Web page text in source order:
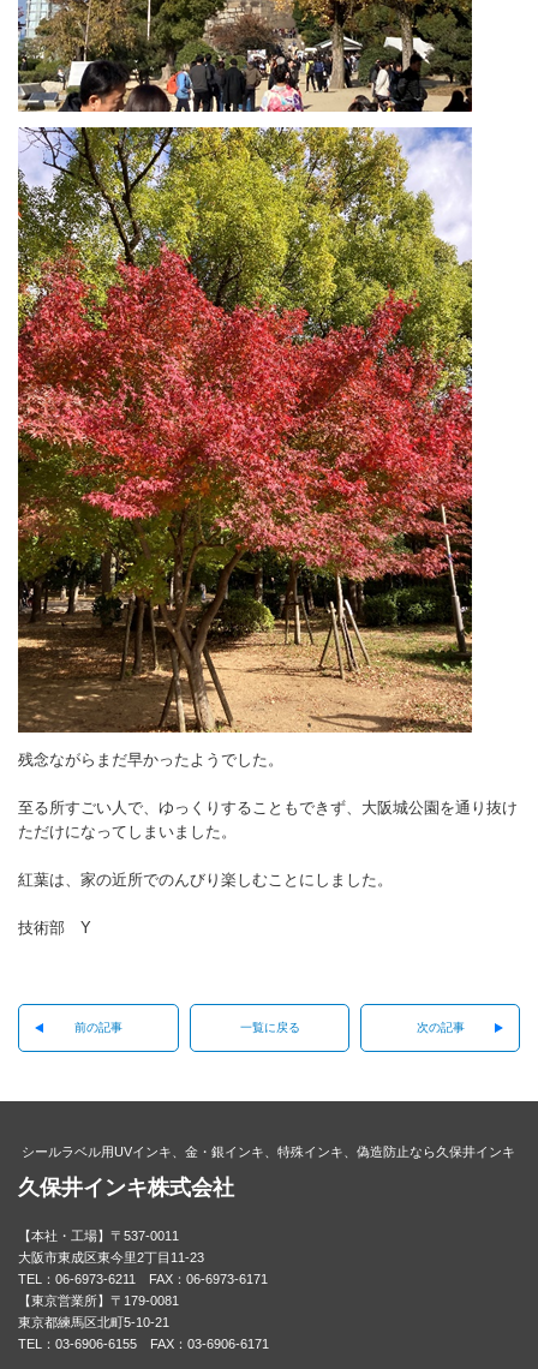
残念ながらまだ早かったようでした。
至る所すごい人で、ゆっくりすることもできず、大阪城公園を通り抜け
ただけになってしまいました。
紅葉は、家の近所でのんびり楽しむことにしました。
技術部 Y
前の記事 一覧に戻る 次の記事
シールラベル用UVインキ、金・銀インキ、特殊インキ、偽造防止なら久保井インキ
久保井インキ株式会社
【本社・工場】〒537-0011
大阪市東成区東今里2丁目11-23
TEL：06-6973-6211 FAX：06-6973-6171
【東京営業所】〒179-0081
東京都練馬区北町5-10-21
TEL：03-6906-6155 FAX：03-6906-6171